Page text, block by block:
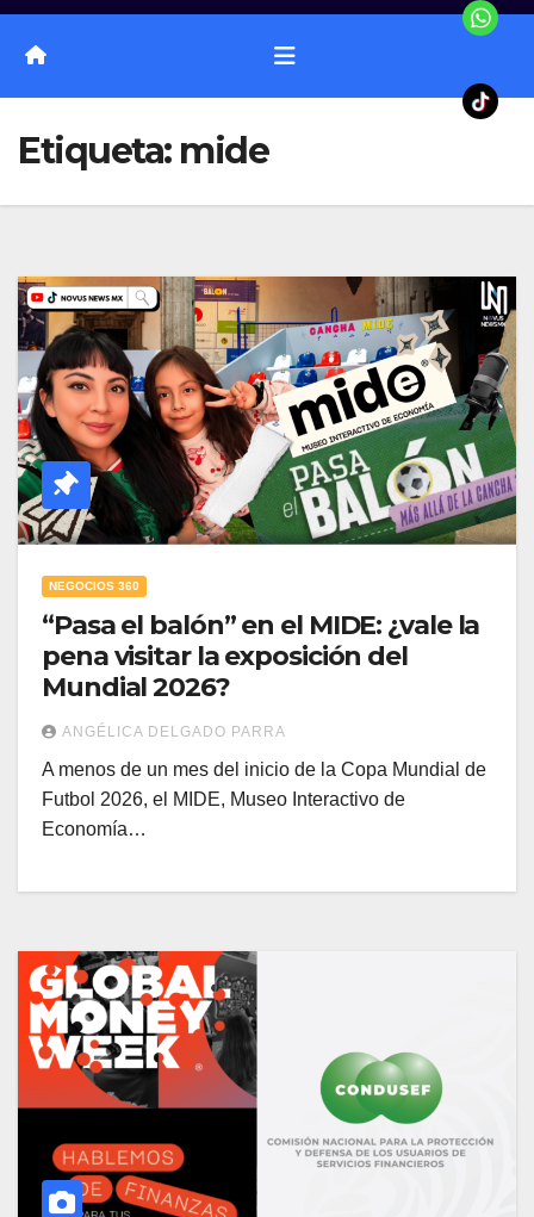
Etiqueta: mide
NEGOCIOS 360
“Pasa el balón” en el MIDE: ¿vale la
pena visitar la exposición del
Mundial 2026?
ANGÉLICA DELGADO PARRA
A menos de un mes del inicio de la Copa Mundial de
Futbol 2026, el MIDE, Museo Interactivo de
Economía…